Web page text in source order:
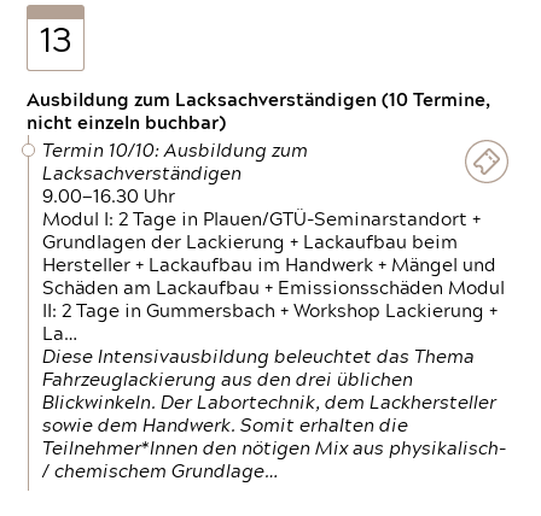
13
Ausbildung zum Lacksachverständigen (10 Termine,
nicht einzeln buchbar)
Termin 10/10: Ausbildung zum
Lacksachverständigen
9.00—16.30 Uhr
Modul I: 2 Tage in Plauen/GTÜ-Seminarstandort +
Grundlagen der Lackierung + Lackaufbau beim
Hersteller + Lackaufbau im Handwerk + Mängel und
Schäden am Lackaufbau + Emissionsschäden Modul
II: 2 Tage in Gummersbach + Workshop Lackierung +
La…
Diese Intensivausbildung beleuchtet das Thema
Fahrzeuglackierung aus den drei üblichen
Blickwinkeln. Der Labortechnik, dem Lackhersteller
sowie dem Handwerk. Somit erhalten die
Teilnehmer*Innen den nötigen Mix aus physikalisch-
/ chemischem Grundlage…